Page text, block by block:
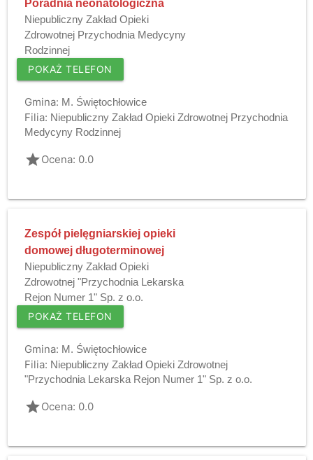
Poradnia neonatologiczna
Niepubliczny Zakład Opieki
Zdrowotnej Przychodnia Medycyny
Rodzinnej
POKAŻ TELEFON
Gmina: M. Świętochłowice
Filia: Niepubliczny Zakład Opieki Zdrowotnej Przychodnia
Medycyny Rodzinnej
gradeOcena: 0.0
Zespół pielęgniarskiej opieki
domowej długoterminowej
Niepubliczny Zakład Opieki
Zdrowotnej "Przychodnia Lekarska
Rejon Numer 1" Sp. z o.o.
POKAŻ TELEFON
Gmina: M. Świętochłowice
Filia: Niepubliczny Zakład Opieki Zdrowotnej
"Przychodnia Lekarska Rejon Numer 1" Sp. z o.o.
gradeOcena: 0.0